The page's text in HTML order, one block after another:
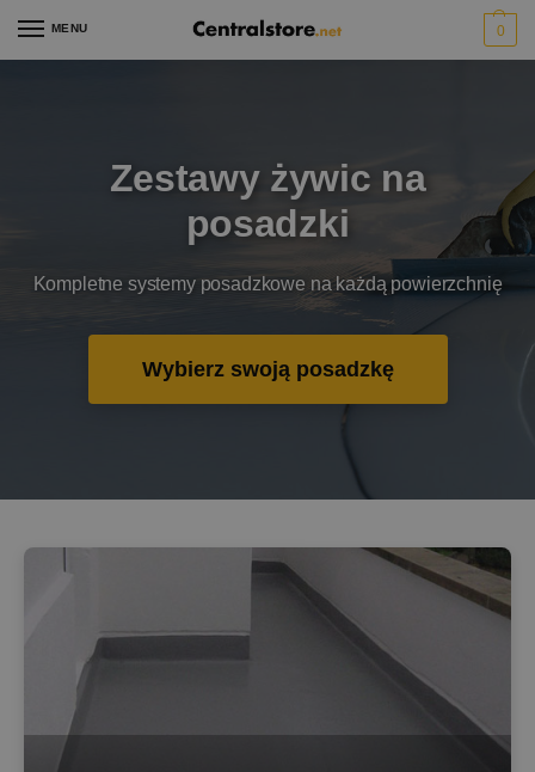
MENU 0
Zestawy żywic na
posadzki
Kompletne systemy posadzkowe na każdą powierzchnię
Wybierz swoją posadzkę